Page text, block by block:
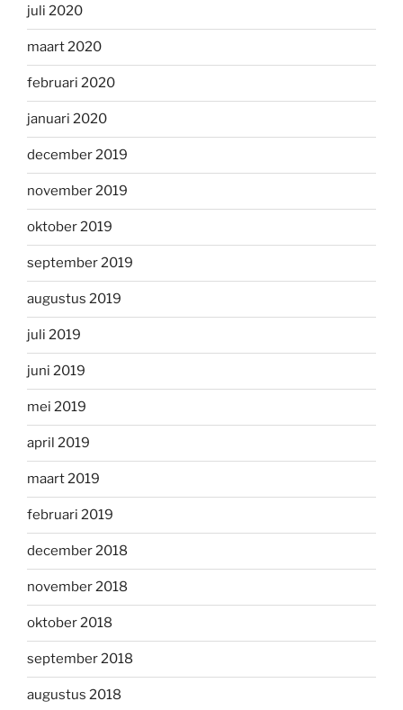
juli 2020
maart 2020
februari 2020
januari 2020
december 2019
november 2019
oktober 2019
september 2019
augustus 2019
juli 2019
juni 2019
mei 2019
april 2019
maart 2019
februari 2019
december 2018
november 2018
oktober 2018
september 2018
augustus 2018